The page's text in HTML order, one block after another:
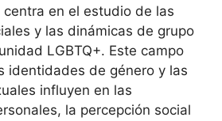
centra en el estudio de las
y las dinámicas de grupo
LGBTQ+. Este campo
identidades de género y las
influyen en las
la percepción social